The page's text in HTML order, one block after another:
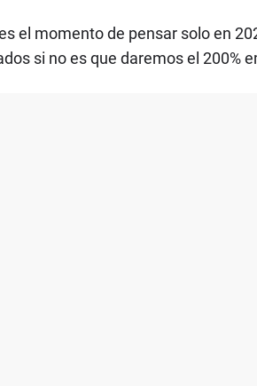
el momento de pensar solo en
si no es que daremos el 200%